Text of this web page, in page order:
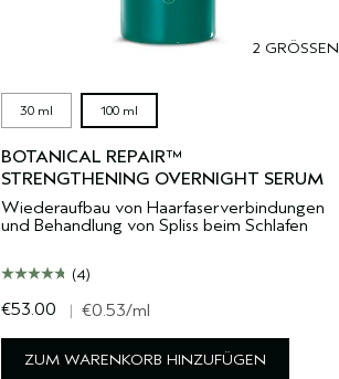
2 GRÖSSEN
30 ml 100 ml
BOTANICAL REPAIR™
STRENGTHENING OVERNIGHT SERUM
Wiederaufbau von Haarfaserverbindungen
und Behandlung von Spliss beim Schlafen
(4)
€53.00 | €0.53/ml
ZUM WARENKORB HINZUFÜGEN